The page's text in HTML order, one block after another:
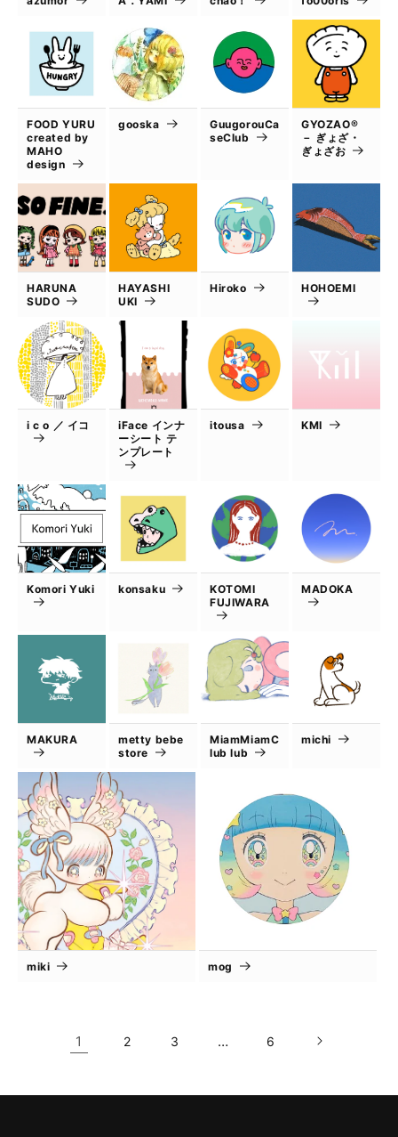
FOOD YURU
created by
MAHO
design
gooska
GuugorouCa
seClub
GYOZAO®
－ ぎょざ・
ぎょざお
HARUNA
SUDO
HAYASHI
UKI
Hiroko HOHOEMI
i c o ／ イコ
iFace インナ
ーシート テ
ンプレート
itousa KMI
Komori Yuki konsaku
KOTOMI
FUJIWARA
MADOKA
MAKURA
metty bebe
store
MiamMiamC
lub lub
michi
miki mog
1 2 3 … 6